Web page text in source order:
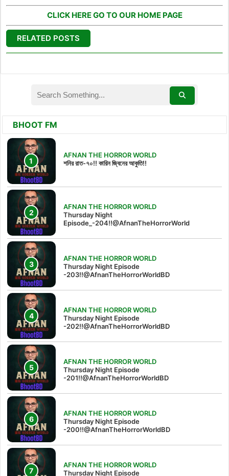
CLICK HERE GO TO OUR HOME PAGE
RELATED POSTS
BHOOT FM
AFNAN THE HORROR WORLD
শনির রাত-৭০!! কারিন জ্বিনের আকুতি!!
AFNAN THE HORROR WORLD
Thursday Night
Episode_-204!!@AfnanTheHorrorWorld
AFNAN THE HORROR WORLD
Thursday Night Episode
-203!!@AfnanTheHorrorWorldBD
AFNAN THE HORROR WORLD
Thursday Night Episode
-202!!@AfnanTheHorrorWorldBD
AFNAN THE HORROR WORLD
Thursday Night Episode
-201!!@AfnanTheHorrorWorldBD
AFNAN THE HORROR WORLD
Thursday Night Episode
-200!!@AfnanTheHorrorWorldBD
AFNAN THE HORROR WORLD
Thursday Night Episode